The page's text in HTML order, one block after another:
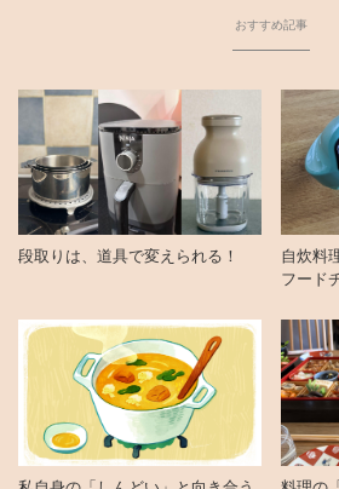
おすすめ記事
段取りは、道具で変えられる！
自炊料
フード